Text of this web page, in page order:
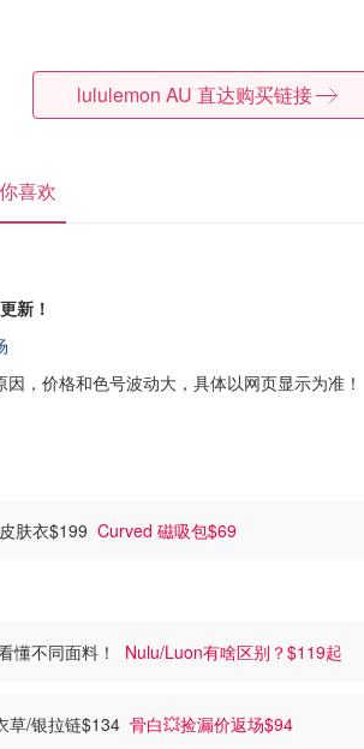
lululemon AU 直达购买链接
喜欢
新！
，价格和色号波动大，具体以网页显示为准！
肤衣$199 Curved 磁吸包$69
懂不同面料！ Nulu/Luon有啥区别？$119起
草/银拉链$134 骨白💥捡漏价返场$94